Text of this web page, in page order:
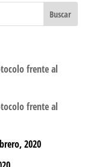
frente al
frente al
2020